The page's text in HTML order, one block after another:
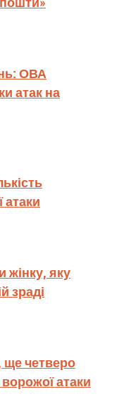
ОВА
атак на
атаки
жінку, яку
зраді
четверо
атаки